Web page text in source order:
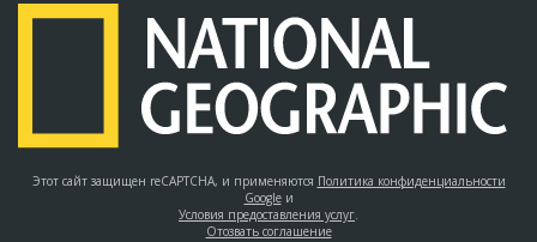
Этот сайт защищен reCAPTCHA, и применяются Политика конфиденциальности
Googleи
Условия предоставления услуг.
Отозвать соглашение